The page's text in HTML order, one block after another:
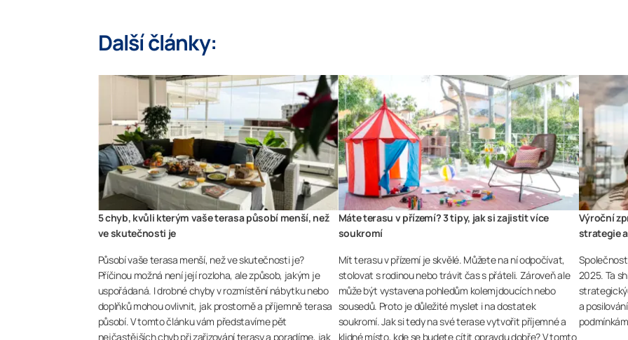
Další články:
5 chyb, kvůli kterým vaše terasa působí menší, než
ve skutečnosti je
Působí vaše terasa menší, než ve skutečnosti je?
Příčinou možná není její rozloha, ale způsob, jakým je
uspořádaná. I drobné chyby v rozmístění nábytku nebo
doplňků mohou ovlivnit, jak prostorně a příjemně terasa
působí. V tomto článku vám představíme pět
nejčastějších chyb při zařizování terasy a poradíme, jak
Máte terasu v přízemí? 3 tipy, jak si zajistit více
soukromí
Mít terasu v přízemí je skvělé. Můžete na ní odpočívat,
stolovat s rodinou nebo trávit čas s přáteli. Zároveň ale
může být vystavena pohledům kolemjdoucích nebo
sousedů. Proto je důležité myslet i na dostatek
soukromí. Jak si tedy na své terase vytvořit příjemné a
klidné místo, kde se budete cítit opravdu dobře? V tomto
Výroční
strategie
2025. Ta
a